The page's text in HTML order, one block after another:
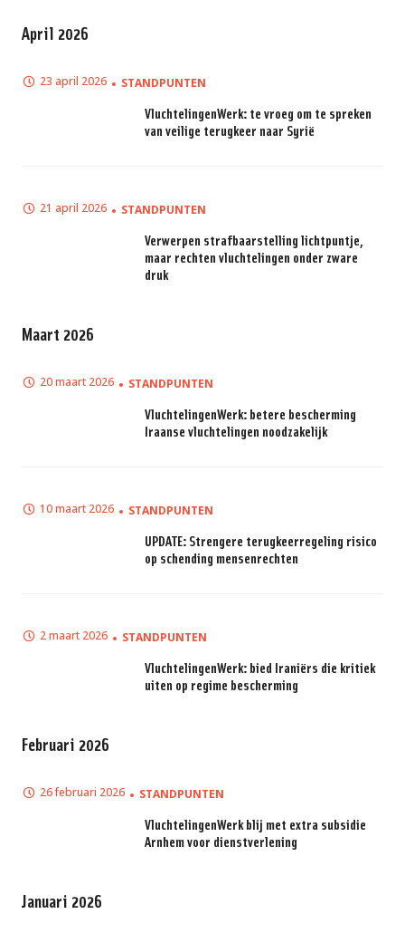
April 2026
23 april 2026 STANDPUNTEN
VluchtelingenWerk: te vroeg om te spreken
van veilige terugkeer naar Syrië
21 april 2026 STANDPUNTEN
Verwerpen strafbaarstelling lichtpuntje,
maar rechten vluchtelingen onder zware
druk
Maart 2026
20 maart 2026 STANDPUNTEN
VluchtelingenWerk: betere bescherming
Iraanse vluchtelingen noodzakelijk
10 maart 2026 STANDPUNTEN
UPDATE: Strengere terugkeerregeling risico
op schending mensenrechten
2 maart 2026 STANDPUNTEN
VluchtelingenWerk: bied Iraniërs die kritiek
uiten op regime bescherming
Februari 2026
26 februari 2026 STANDPUNTEN
VluchtelingenWerk blij met extra subsidie
Arnhem voor dienstverlening
Januari 2026